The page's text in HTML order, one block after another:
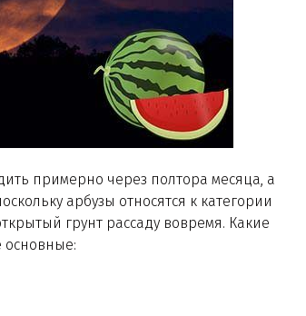
примерно через полтора месяца, а
арбузы относятся к категории
грунт рассаду вовремя. Какие
основные: